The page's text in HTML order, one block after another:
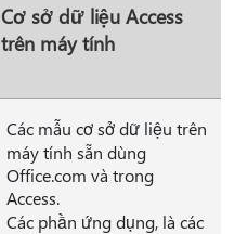
Cơ sở dữ liệu Access
trên máy tính
Các mẫu cơ sở dữ liệu trên
máy tính sẵn dùng
Office.com và trong
Access.
Các phần ứng dụng, là các